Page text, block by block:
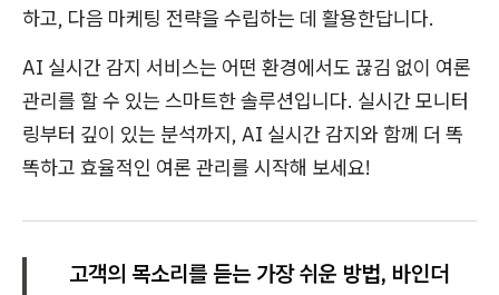
하고, 다음 마케팅 전략을 수립하는 데 활용한답니다.
AI 실시간 감지 서비스는 어떤 환경에서도 끊김 없이 여론
관리를 할 수 있는 스마트한 솔루션입니다. 실시간 모니터
링부터 깊이 있는 분석까지, AI 실시간 감지와 함께 더 똑
똑하고 효율적인 여론 관리를 시작해 보세요!
고객의 목소리를 듣는 가장 쉬운 방법, 바인더